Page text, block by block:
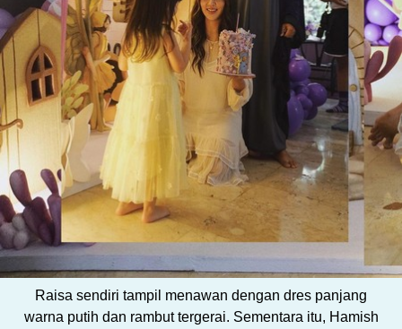
Raisa sendiri tampil menawan dengan dres panjang
warna putih dan rambut tergerai. Sementara itu, Hamish